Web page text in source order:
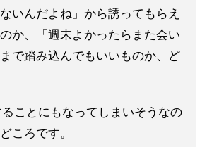
いんだよね」から誘ってもらえ
か、「週末よかったらまた会い
で踏み込んでもいいものか、ど
ことにもなってしまいそうなの
ころです。